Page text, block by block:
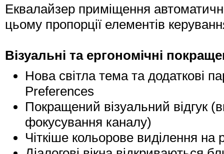
Еквалайзер приміщення
цьому пропорції елементів
Візуальні та ергономічні
Нова світла тема та додаткові
Preferences
Покращений візуальний відгук
фокусування каналу)
Чіткіше кольорове виділення на